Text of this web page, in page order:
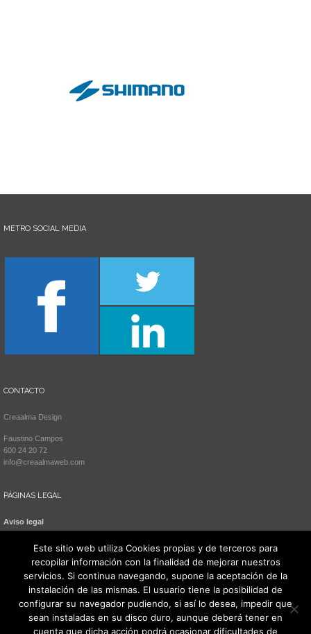
METRO SOCIAL MEDIA
CONTACTO
Creaalma Design
Faustino Campos
600 24 20 72
info@creaalmaweb.com
PÁGINAS LEGAL
Aviso legal
Política de cookies
Este sitio web utiliza Cookies propias y de terceros para
recopilar información con la finalidad de mejorar nuestros
servicios. Si continua navegando, supone la aceptación de la
instalación de las mismas. El usuario tiene la posibilidad de
configurar su navegador pudiendo, si así lo desea, impedir que
sean instaladas en su disco duro, aunque deberá tener en
cuenta que dicha acción podrá ocasionar dificultades de